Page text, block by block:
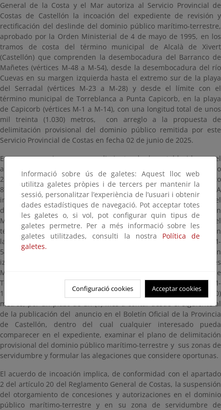
General de la Costa y el Mar autoriza al Servicio Provincial de
Costas de Castellón la incoación del expediente de revisión y
rectificación del deslinde del dominio público marítimo-terrestre,
aprobado por la Orden Ministerial de 4 de mayo de 1995, en los
tramos de costa del término municipal de Alcalà de Xivert
(Castellón) que comprenden la desembocadura del Barranco de
Mañetes (vértices M-48 a M-54), desde la desembocadura del río
Cuevas en su margen izquierda hasta el extremo sur de la playa
del Serradal (vértices M-23 a M-28) y desde el límite con el
término municipal de Torreblanca a Punta Capicorb, en la playa
de Capicorb (vértices M-1 a M-14), con una longitud total de unos
mil treinta (1.030) metros, con arreglo a la propuesta de
delimitación provisional del dominio público remitida por este
Servicio Provincial de Costas en fecha 02 de junio de 2025.
En consecuencia y en cumplimiento de lo establecido en el
artículo 12 de la Ley 22/1988, de 28 de julio, de Costas y el artículo
21 de Reglamento General de Costas aprobado por Real Decreto
876/2014, de 10 de octubre, este Servicio Provincial ACUERDA
incoar expediente de revisión y rectificación del deslinde del
dominio público marítimo-terrestre, aprobado por la Orden
Ministerial de 4 de mayo de 1995, en los tramos de costa del
término municipal de Alcalà de Xivert (Castellón) que comprenden
la desembocadura del Barranco de Mañetes (vértices M-48 a M-
54), desde la desembocadura del río Cuevas en su margen
izquierda hasta el extremo sur de la playa del Serradal (vértices
M-23 a M-28) y desde el límite con el término municipal de
Torreblanca a Punta Capicorb, en la playa de Capicorb (vértices M-
1 a M-14), con una longitud total de unos mil treinta (1.030)
metros, por un plazo de un (1) mes a contar desde el siguiente al
de la publicación del anuncio en el Boletín Oficial de la Provincia
de Castellón, dentro del cual cualquier interesado pueda
comparecer en el expediente, examinar el plano de delimitación
provisional del dominio público marítimo-terrestre y sus zonas de
servidumbre y formular las alegaciones que considere oportunas.
El acuerdo de incoación implica, de conformidad con el apartado
2 del artículo 20 del Reglamento General de Costas, la suspensión
del otorgamiento de concesiones y autorizaciones en el dominio
público marítimo-terrestre y en su zona de servidumbre de
Informació sobre ús de galetes: Aquest lloc web
utilitza galetes pròpies i de tercers per mantenir la
sessió, personalitzar l’experiència de l’usuari i obtenir
dades estadístiques de navegació. Pot acceptar totes
les galetes o, si vol, pot configurar quin tipus de
galetes permetre. Per a més informació sobre les
galetes utilitzades, consulti la nostra Política de
galetes.
Configuració cookies Acceptar cookies